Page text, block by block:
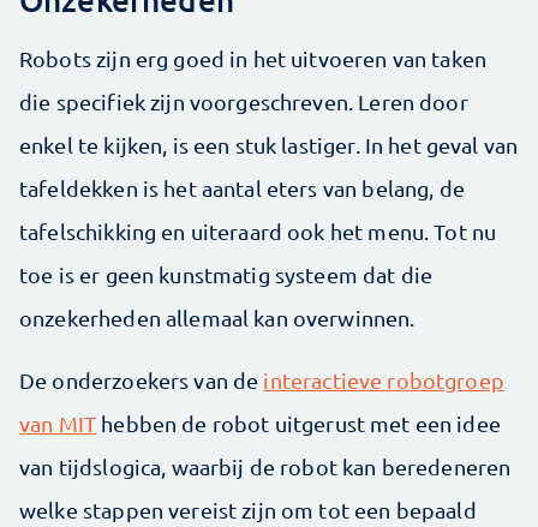
Robots zijn erg goed in het uitvoeren van taken
die specifiek zijn voorgeschreven. Leren door
enkel te kijken, is een stuk lastiger. In het geval van
tafeldekken is het aantal eters van belang, de
tafelschikking en uiteraard ook het menu. Tot nu
toe is er geen kunstmatig systeem dat die
onzekerheden allemaal kan overwinnen.
De onderzoekers van de interactieve robotgroep
van MIT hebben de robot uitgerust met een idee
van tijdslogica, waarbij de robot kan beredeneren
welke stappen vereist zijn om tot een bepaald